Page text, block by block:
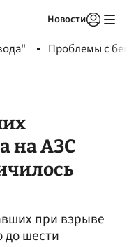
Новости
Проблемы с
на АЗС
при взрыве
до шести